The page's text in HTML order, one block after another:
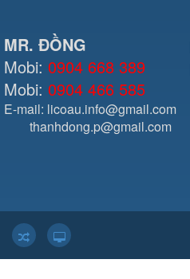
MR. ĐỒNG
Mobi: 0904 668 389
Mobi: 0904 466 585
E-mail: licoau.info@gmail.com
thanhdong.p@gmail.com